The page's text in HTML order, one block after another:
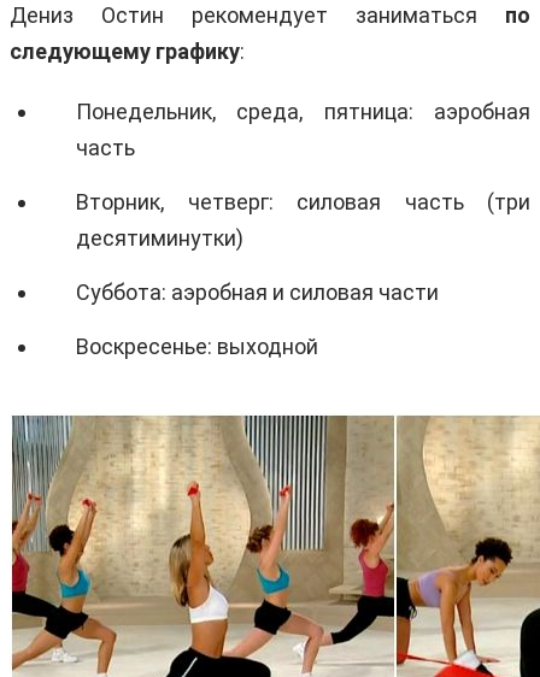
Дениз Остин рекомендует заниматься по
следующему графику:
Понедельник, среда, пятница: аэробная
часть
Вторник, четверг: силовая часть (три
десятиминутки)
Суббота: аэробная и силовая части
Воскресенье: выходной